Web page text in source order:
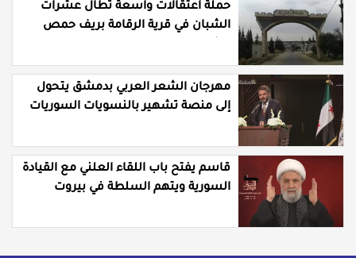
حملة اعتقالات واسعة تطال عشرات
الشبان في قرية الرقامة بريف حمص
مهرجان الشعر العربي بدمشق يتحول
إلى منصة تشهير بالنسويات السوريات
قاسم يفتح باب اللقاء العلني مع القيادة
السورية ويتهم السلطة في بيروت